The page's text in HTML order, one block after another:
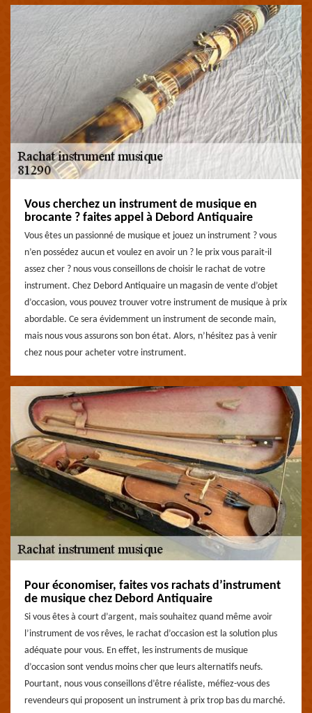
Vous cherchez un instrument de musique en
brocante ? faites appel à Debord Antiquaire
Vous êtes un passionné de musique et jouez un instrument ? vous
n’en possédez aucun et voulez en avoir un ? le prix vous parait-il
assez cher ? nous vous conseillons de choisir le rachat de votre
instrument. Chez Debord Antiquaire un magasin de vente d’objet
d’occasion, vous pouvez trouver votre instrument de musique à prix
abordable. Ce sera évidemment un instrument de seconde main,
mais nous vous assurons son bon état. Alors, n’hésitez pas à venir
chez nous pour acheter votre instrument.
Pour économiser, faites vos rachats d’instrument
de musique chez Debord Antiquaire
Si vous êtes à court d’argent, mais souhaitez quand même avoir
l’instrument de vos rêves, le rachat d’occasion est la solution plus
adéquate pour vous. En effet, les instruments de musique
d’occasion sont vendus moins cher que leurs alternatifs neufs.
Pourtant, nous vous conseillons d’être réaliste, méfiez-vous des
revendeurs qui proposent un instrument à prix trop bas du marché.